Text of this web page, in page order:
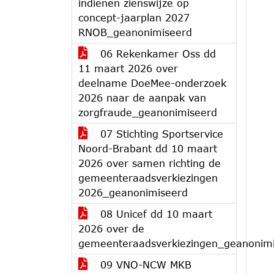
indienen zienswijze op
concept-jaarplan 2027
RNOB_geanonimiseerd
06 Rekenkamer Oss dd
11 maart 2026 over
deelname DoeMee-onderzoek
2026 naar de aanpak van
zorgfraude_geanonimiseerd
07 Stichting Sportservice
Noord-Brabant dd 10 maart
2026 over samen richting de
gemeenteraadsverkiezingen
2026_geanonimiseerd
08 Unicef dd 10 maart
2026 over de
09 VNO-NCW MKB